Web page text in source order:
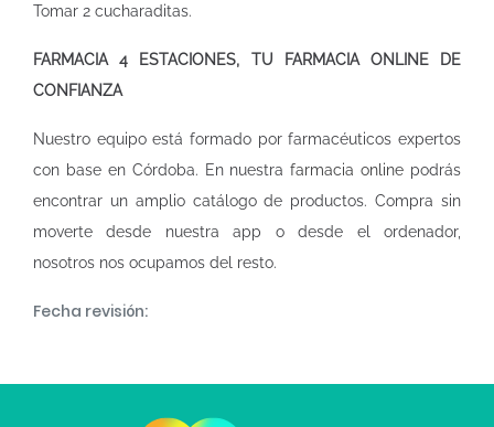
Tomar 2 cucharaditas.
FARMACIA 4 ESTACIONES, TU FARMACIA ONLINE DE
CONFIANZA
Nuestro equipo está formado por farmacéuticos expertos
con base en Córdoba. En nuestrafarmacia online podrás
encontrar un amplio catálogo de productos. Compra sin
moverte desde nuestra app o desde el ordenador,
nosotros nos ocupamos del resto.
Fecha revisión: